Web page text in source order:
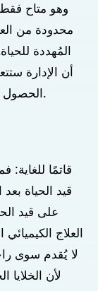
محدودة من
المُهددة
أن الإدارة
الحصول على موافقة إدارة الغذاء والدواء الأمريكية.
قيد الحياة
العلاج
لا يُقدم سوى
لأن الخلايا